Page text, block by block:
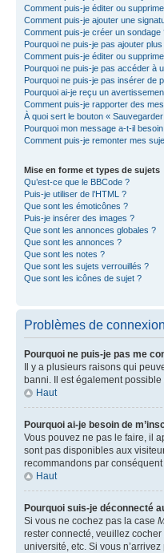
Comment puis-je éditer ou
Comment puis-je ajouter une
Comment puis-je créer un sondage
Pourquoi ne puis-je pas ajouter
Comment puis-je éditer ou
Pourquoi ne puis-je pas accéder à
Pourquoi ne puis-je pas insérer de
Pourquoi ai-je reçu un
Comment puis-je rapporter des
À quoi sert le bouton «
Pourquoi mon message a-t-il
Comment puis-je remonter mes
Mise en forme et types de sujets
Qu’est-ce que le BBCode ?
Puis-je utiliser de l’HTML ?
Que sont les émoticônes ?
Puis-je insérer des images ?
Que sont les annonces globales ?
Que sont les annonces ?
Que sont les notes ?
Que sont les sujets verrouillés ?
Que sont les icônes de sujet ?
Problèmes de
Pourquoi ne puis-je pas me
Il y a plusieurs raisons qui
banni. Il est également
Haut
Pourquoi ai-je besoin de
Vous pouvez ne pas le faire, il
sont pas disponibles aux
recommandons par
Haut
Pourquoi suis-je déconnecté
Si vous ne cochez pas la case
rester connecté, veuillez
université, etc. Si vous